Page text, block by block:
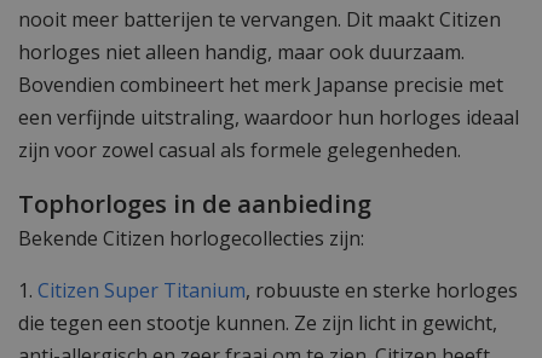
nooit meer batterijen te vervangen. Dit maakt Citizen
horloges niet alleen handig, maar ook duurzaam.
Bovendien combineert het merk Japanse precisie met
een verfijnde uitstraling, waardoor hun horloges ideaal
zijn voor zowel casual als formele gelegenheden.
Tophorloges in de aanbieding
Bekende Citizen horlogecollecties zijn:
1. Citizen Super Titanium, robuuste en sterke horloges
die tegen een stootje kunnen. Ze zijn licht in gewicht,